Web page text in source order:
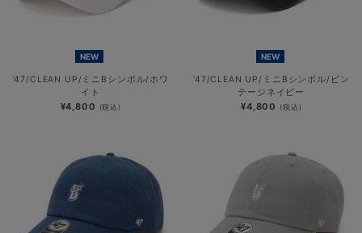
NEW
’47/CLEAN UP/ミニBシンボル/ホワ
イト
¥4,800 (税込)
NEW
’47/CLEAN UP/ミニBシンボル/ビン
テージネイビー
¥4,800 (税込)